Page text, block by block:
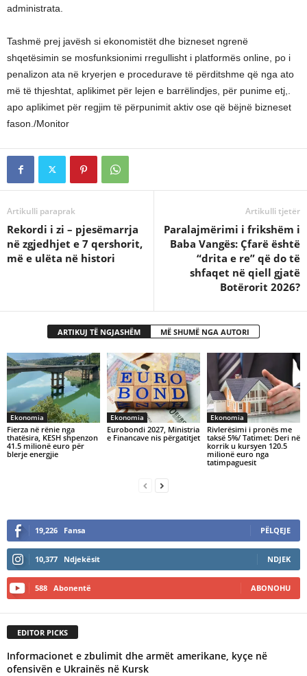
administrata.
Tashmë prej javësh si ekonomistët dhe bizneset ngrenë
shqetësimin se mosfunksionimi rregullisht i platformës online, po i
penalizon ata në kryerjen e procedurave të përditshme që nga ato
më të thjeshtat, aplikimet për lejen e barrëlindjes, për punime etj,.
apo aplikimet për regjim të përpunimit aktiv ose që bëjnë bizneset
fason./Monitor
Artikulli paraprak
​Rekordi i zi – pjesëmarrja
në zgjedhjet e 7 qershorit,
më e ulëta në histori
Artikulli tjetër
Paralajmërimi i frikshëm i
Baba Vangës: Çfarë është
“drita e re” që do të
shfaqet në qiell gjatë
Botërorit 2026?
ARTIKUJ TË NGJASHËM MË SHUMË NGA AUTORI
Ekonomia
Fierza në rënie nga
thatësira, KESH shpenzon
41.5 milionë euro për
blerje energjie
Ekonomia
Eurobondi 2027, Ministria
e Financave nis përgatitjet
Ekonomia
Rivlerësimi i pronës me
taksë 5%/ Tatimet: Deri në
korrik u kursyen 120.5
milionë euro nga
tatimpaguesit
19,226 Fansa PËLQEJE
10,377 Ndjekësit NDJEK
588 Abonentë ABONOHU
EDITOR PICKS
Informacionet e zbulimit dhe armët amerikane, kyçe në
ofensivën e Ukrainës në Kursk